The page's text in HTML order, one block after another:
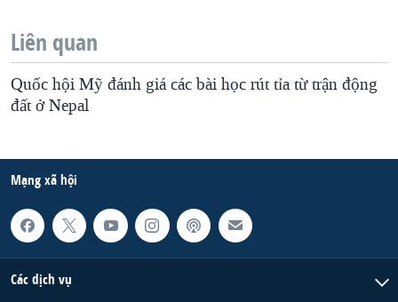
s
s
l
d
e
d
e
Liên quan
Quốc hội Mỹ đánh giá các bài học rút tỉa từ trận động
đất ở Nepal
Mạng xã hội
Các dịch vụ